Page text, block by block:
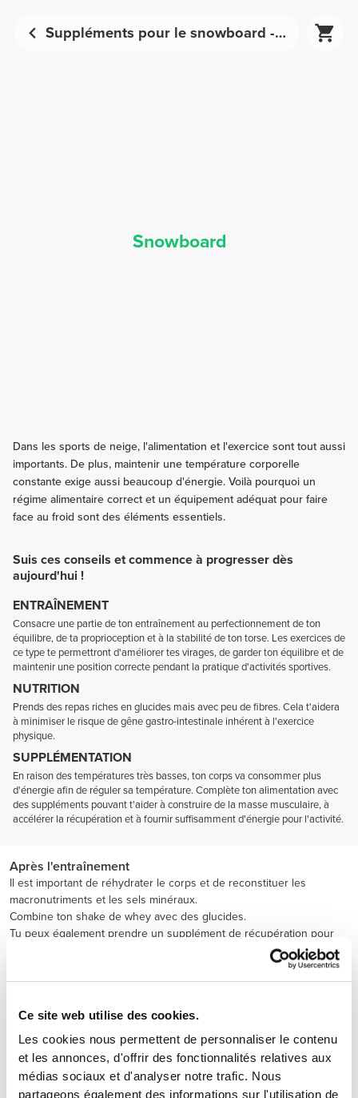
Ce site web utilise des cookies.
Les cookies nous permettent de personnaliser le contenu
et les annonces, d'offrir des fonctionnalités relatives aux
médias sociaux et d'analyser notre trafic. Nous
partageons également des informations sur l'utilisation de
Suppléments pour le snowboard - Nutrition sportive | Prozis
Snowboard
Dans les sports de neige, l'alimentation et l'exercice sont tout aussi
importants. De plus, maintenir une température corporelle
constante exige aussi beaucoup d'énergie. Voilà pourquoi un
régime alimentaire correct et un équipement adéquat pour faire
face au froid sont des éléments essentiels.
Suis ces conseils et commence à progresser dès
aujourd'hui !
ENTRAÎNEMENT
Consacre une partie de ton entraînement au perfectionnement de ton
équilibre, de ta proprioception et à la stabilité de ton torse. Les exercices de
ce type te permettront d'améliorer tes virages, de garder ton équilibre et de
maintenir une position correcte pendant la pratique d'activités sportives.
NUTRITION
Prends des repas riches en glucides mais avec peu de fibres. Cela t'aidera
à minimiser le risque de gêne gastro-intestinale inhérent à l'exercice
physique.
SUPPLÉMENTATION
En raison des températures très basses, ton corps va consommer plus
d'énergie afin de réguler sa température. Complète ton alimentation avec
des suppléments pouvant t'aider à construire de la masse musculaire, à
accélérer la récupération et à fournir suffisamment d'énergie pour l'activité.
Après l'entraînement
Il est important de réhydrater le corps et de reconstituer les
macronutriments et les sels minéraux.
Combine ton shake de whey avec des glucides.
Tu peux également prendre un supplément de récupération pour